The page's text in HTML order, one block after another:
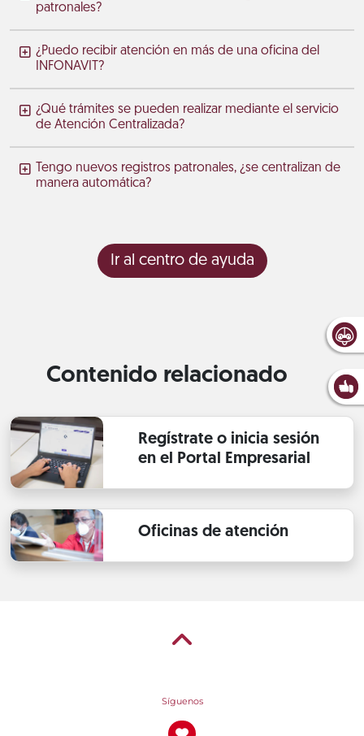
patronales?
¿Puedo recibir atención en más de una oficina del
INFONAVIT?
¿Qué trámites se pueden realizar mediante el servicio
de Atención Centralizada?
Tengo nuevos registros patronales, ¿se centralizan de
manera automática?
Ir al centro de ayuda
Contenido relacionado
Regístrate o inicia sesión
en el Portal Empresarial
Oficinas de atención
Síguenos